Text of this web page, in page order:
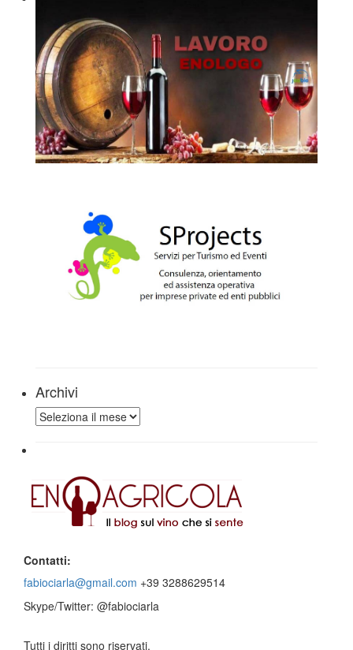
Archivi
Archivi
Contatti:
fabiociarla@gmail.com +39 3288629514
Skype/Twitter: @fabiociarla
Tutti i diritti sono riservati.